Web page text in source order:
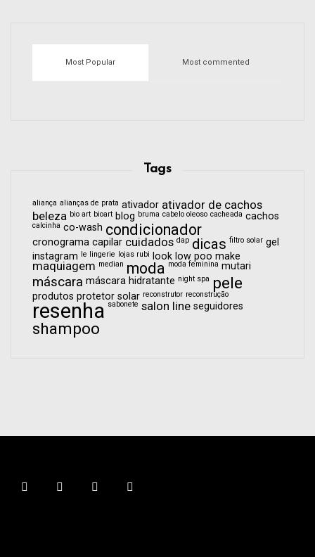
Most Popular Most commented
Tags
aliança alianças de prata ativador ativador de cachos
beleza bio art bioart blog bruma cabelo oleoso cacheada cachos
calcinha co-wash condicionador
cronograma capilar cuidados dap dicas filtro solar gel
instagram le lingerie lojas rubi look low poo make
maquiagem median moda moda feminina mutari
máscara máscara hidratante night spa pele
produtos protetor solar reconstrutor reconstrução
resenha sabonete salon line seguidores
shampoo